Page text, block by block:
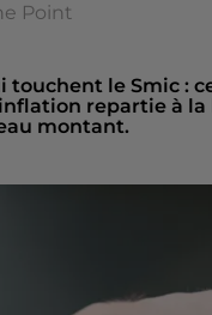
Point
touchent le Smic :
repartie à la
montant.